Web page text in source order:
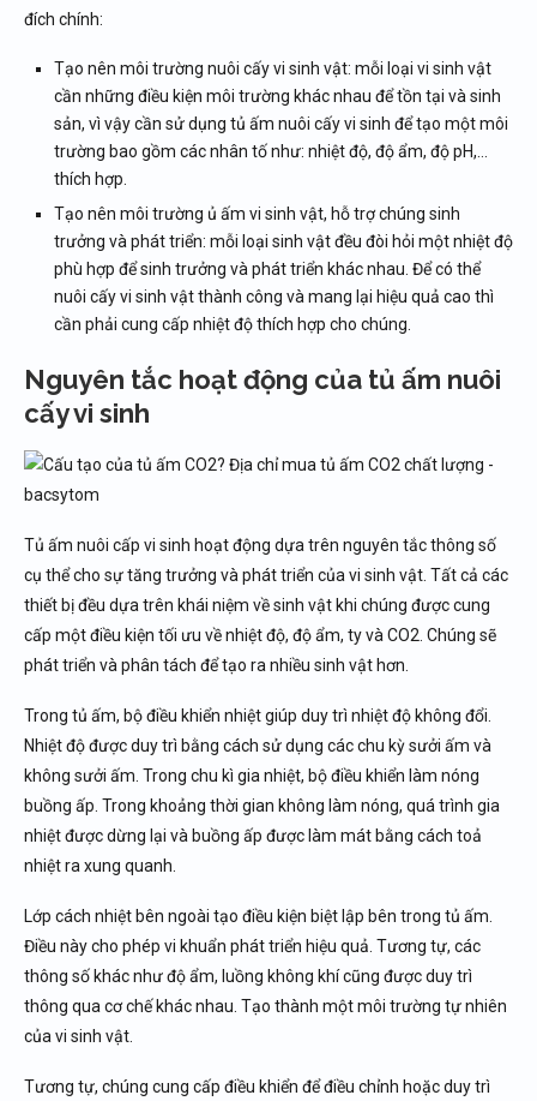
đích chính:
Tạo nên môi trường nuôi cấy vi sinh vật: mỗi loại vi sinh vật
cần những điều kiện môi trường khác nhau để tồn tại và sinh
sản, vì vậy cần sử dụng tủ ấm nuôi cấy vi sinh để tạo một môi
trường bao gồm các nhân tố như: nhiệt độ, độ ẩm, độ pH,…
thích hợp.
Tạo nên môi trường ủ ấm vi sinh vật, hỗ trợ chúng sinh
trưởng và phát triển: mỗi loại sinh vật đều đòi hỏi một nhiệt độ
phù hợp để sinh trưởng và phát triển khác nhau. Để có thể
nuôi cấy vi sinh vật thành công và mang lại hiệu quả cao thì
cần phải cung cấp nhiệt độ thích hợp cho chúng.
Nguyên tắc hoạt động của tủ ấm nuôi
cấy vi sinh
Tủ ấm nuôi cấp vi sinh hoạt động dựa trên nguyên tắc thông số
cụ thể cho sự tăng trưởng và phát triển của vi sinh vật. Tất cả các
thiết bị đều dựa trên khái niệm về sinh vật khi chúng được cung
cấp một điều kiện tối ưu về nhiệt độ, độ ẩm, ty và CO2. Chúng sẽ
phát triển và phân tách để tạo ra nhiều sinh vật hơn.
Trong tủ ấm, bộ điều khiển nhiệt giúp duy trì nhiệt độ không đổi.
Nhiệt độ được duy trì bằng cách sử dụng các chu kỳ sưởi ấm và
không sưởi ấm. Trong chu kì gia nhiệt, bộ điều khiển làm nóng
buồng ấp. Trong khoảng thời gian không làm nóng, quá trình gia
nhiệt được dừng lại và buồng ấp được làm mát bằng cách toả
nhiệt ra xung quanh.
Lớp cách nhiệt bên ngoài tạo điều kiện biệt lập bên trong tủ ấm.
Điều này cho phép vi khuẩn phát triển hiệu quả. Tương tự, các
thông số khác như độ ẩm, luồng không khí cũng được duy trì
thông qua cơ chế khác nhau. Tạo thành một môi trường tự nhiên
của vi sinh vật.
Tương tự, chúng cung cấp điều khiển để điều chỉnh hoặc duy trì